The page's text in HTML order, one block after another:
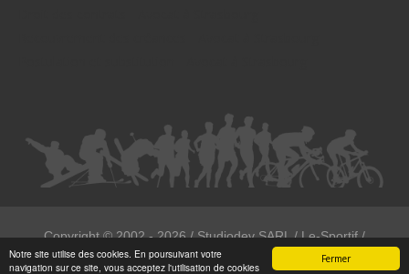
Fermer
Notre site utilise des cookies. En poursuivant votre
navigation sur ce site, vous acceptez l'utilisation de cookies
Copyright ©2002 - 2026/ Studiodev SARL / Le-Sportif /
Registration4all